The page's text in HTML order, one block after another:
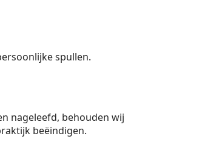
spullen.
nageleefd, behouden wij
beëindigen.